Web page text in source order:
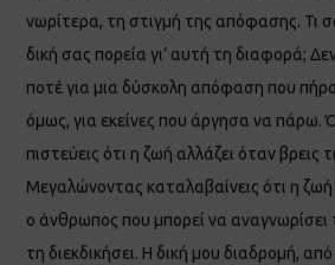
νωρίτερα, τη στιγμή της απόφασης. Τι
δική σας πορεία γι’ αυτή τη διαφορά;
ποτέ για μια δύσκολη απόφαση που
όμως, για εκείνες που άργησα να πάρω.
πιστεύεις ότι η ζωή αλλάζει όταν βρεις
Μεγαλώνοντας καταλαβαίνεις ότι η ζωή
ο άνθρωπος που μπορεί να αναγνωρίσει
τη διεκδικήσει. Η δική μου διαδρομή,